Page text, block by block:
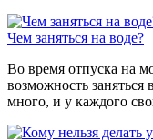
Чем заняться на воде?
Во время отпуска на
возможность
много, и у каждого